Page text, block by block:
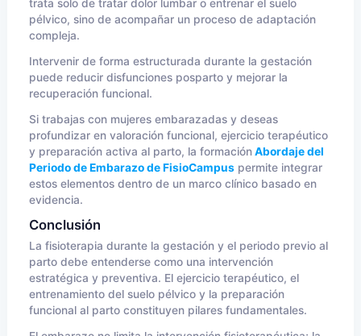
trata solo de tratar dolor lumbar o entrenar el suelo
pélvico, sino de acompañar un proceso de adaptación
compleja.
Intervenir de forma estructurada durante la gestación
puede reducir disfunciones posparto y mejorar la
recuperación funcional.
Si trabajas con mujeres embarazadas y deseas
profundizar en valoración funcional, ejercicio terapéutico
y preparación activa al parto, la formaciónAbordaje del
Periodo de Embarazo de FisioCampus permite integrar
estos elementos dentro de un marco clínico basado en
evidencia.
Conclusión
La fisioterapia durante la gestación y el periodo previo al
parto debe entenderse como una intervención
estratégica y preventiva. El ejercicio terapéutico, el
entrenamiento del suelo pélvico y la preparación
funcional al parto constituyen pilares fundamentales.